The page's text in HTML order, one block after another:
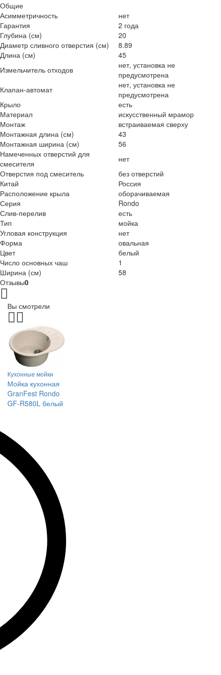
Общие
Асимметричность
нет
Гарантия
2 года
Глубина (см)
20
Диаметр сливного отверстия (см)
8.89
Длина (см)
45
Измельчитель отходов
нет, установка не
предусмотрена
Клапан-автомат
нет, установка не
предусмотрена
Крыло
есть
Материал
искусственный мрамор
Монтаж
встраиваемая сверху
Монтажная длина (см)
43
Монтажная ширина (см)
56
Намеченных отверстий для
смесителя
нет
Отверстия под смеситель
без отверстий
Китай
Россия
Расположение крыла
оборачиваемая
Серия
Rondo
Слив-перелив
есть
Тип
мойка
Угловая конструкция
нет
Форма
овальная
Цвет
белый
Число основных чаш
1
Ширина (см)
58
Отзывы0
Вы смотрели
Кухонные мойки
Мойка кухонная
GranFest Rondo
GF-R580L белый